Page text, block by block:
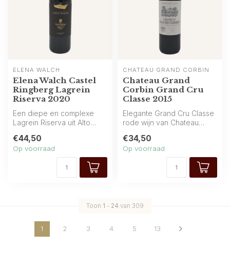
ELENA WALCH
Elena Walch Castel
Ringberg Lagrein
Riserva 2020
Een diepe en complexe
Lagrein Riserva uit Alto
paarse kle...
€44,50
Op voorraad
CHATEAU GRAND CORBIN
Chateau Grand
Corbin Grand Cru
Classe 2015
Elegante Grand Cru Classe
rode wijn van Chateau
donke...
€34,50
Op voorraad
Toon 1 - 24 van 309
1 2 3 4 5 13